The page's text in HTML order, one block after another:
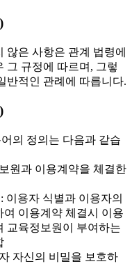
않은 사항은 관계 법령에
그 규정에 따르며, 그렇
반적인 관례에 따릅니다.
의 정의는 다음과 같습
원과 이용계약을 체결한
용자 식별과 이용자의
이용계약 체결시 이용
교육정보원이 부여하는
자신의 비밀을 보호하